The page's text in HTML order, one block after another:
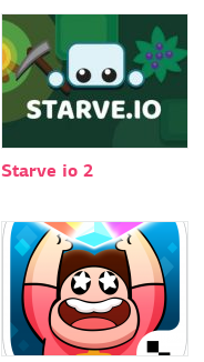
Starve io 2